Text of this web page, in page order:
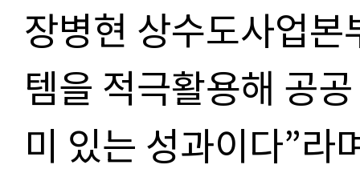
장병현 상수도사업
템을 적극활용해 공
미 있는 성과이다”라